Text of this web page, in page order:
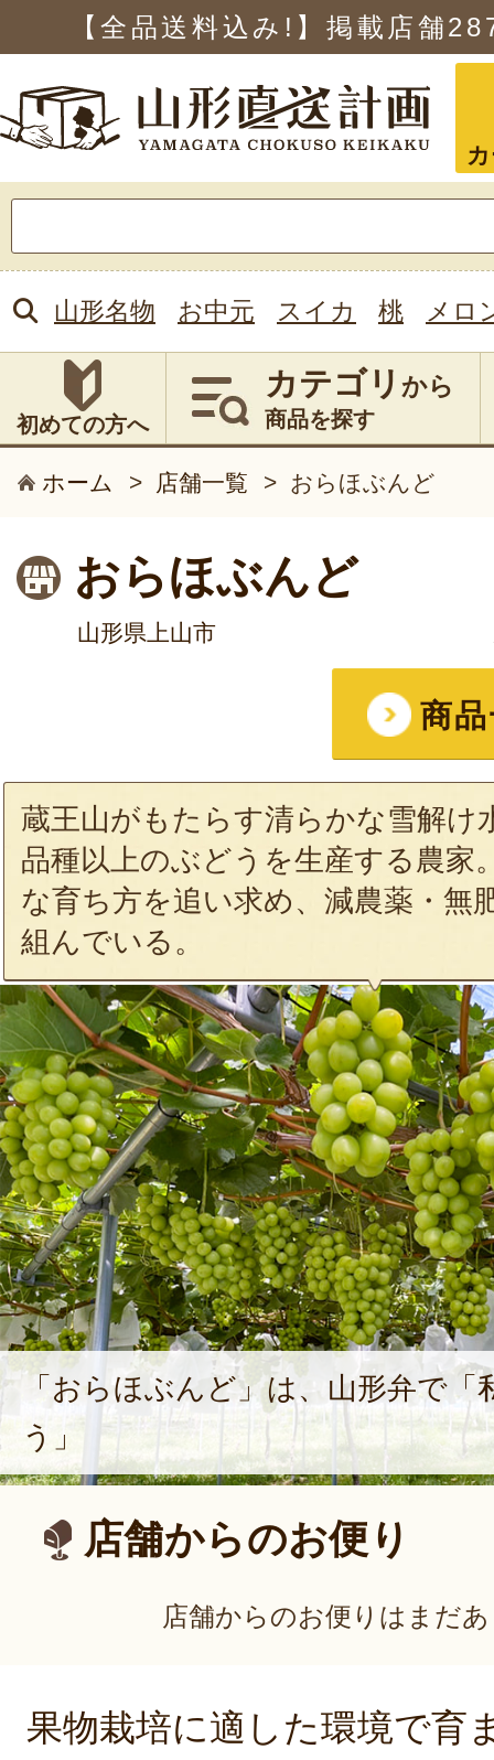
【全品送料込み!】掲載店舗
索:
山形名物 お中元 スイカ 桃 メロ
初めての方へ
カテゴリ から
商品を探す
ホーム > 店舗一覧 > おらほぶんど
おらほぶんど
山形県上山市
商
蔵王山がもたらす清らかな雪解け
品種以上のぶどうを生産する農家
な育ち方を追い求め、減農薬・無
組んでいる。
「おらほぶんど」は、山形弁で「
う」
店舗からのお便り
店舗からのお便りはまだ
果物栽培に適した環境で育